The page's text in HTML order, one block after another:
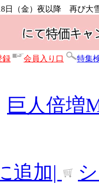
日（金）夜以降 再び大
録 会員入り口 特集
巨人倍増
追加|